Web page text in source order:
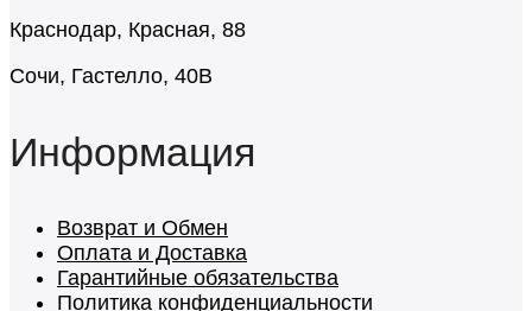
Краснодар, Красная, 88
Сочи, Гастелло, 40В
Информация
Возврат и Обмен
Оплата и Доставка
Гарантийные обязательства
Политика конфиденциальности